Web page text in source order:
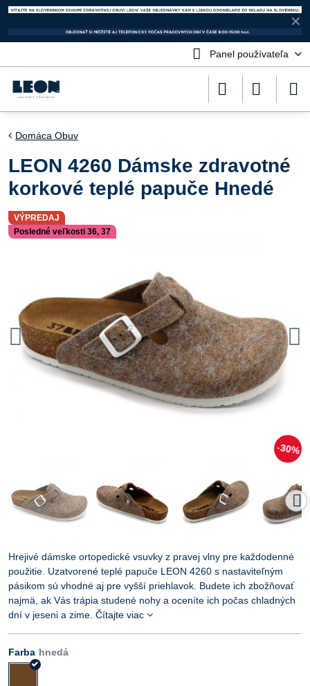
✕
Panel používateľa
VÝPREDAJ
Posledné veľkosti 36, 37
30%
Domáca Obuv
LEON 4260 Dámske zdravotné
korkové teplé papuče Hnedé
Hrejivé dámske ortopedické vsuvky z pravej vlny pre každodenné
použitie. Uzatvorené teplé papuče LEON 4260 s nastaviteľným
pásikom sú vhodné aj pre vyšší priehlavok. Budete ich zbožňovať
najmä, ak Vás trápia studené nohy a oceníte ich počas chladných
dní v jeseni a zime. Čítajte viac
Farba